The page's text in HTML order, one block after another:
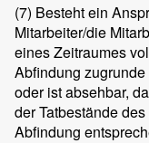
(7) Besteht ein
Mitarbeiter/die
eines Zeitraumes
Abfindung
oder ist absehbar,
der Tatbestände
Abfindung